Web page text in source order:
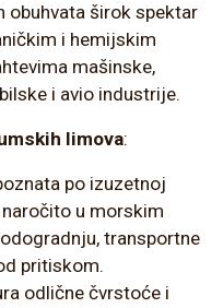
obuhvata širok spektar
i hemijskim
mašinske,
i avio industrije.
limova:
po izuzetnoj
u morskim
transportne
pritiskom.
odlične čvrstoće i